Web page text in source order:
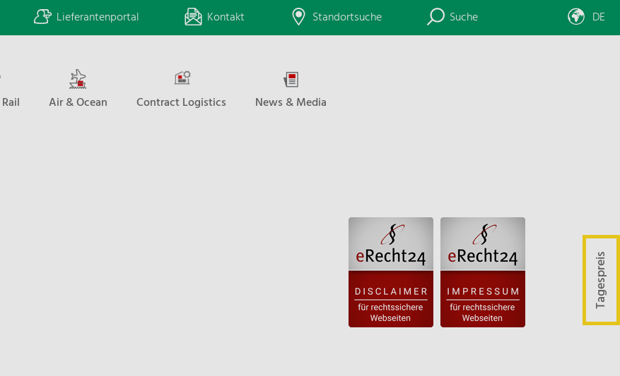
Lieferantenportal Kontakt Standortsuche Suche DE
Air & Ocean Contract Logistics News & Media
Tagespreis